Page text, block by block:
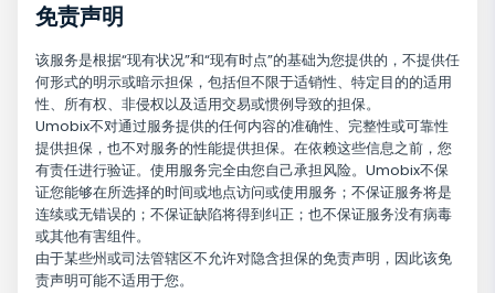
免责声明
该服务是根据“现有状况”和“现有时点”的基础为您提供的，不提供任
何形式的明示或暗示担保，包括但不限于适销性、特定目的的适用
性、所有权、非侵权以及适用交易或惯例导致的担保。
Umobix不对通过服务提供的任何内容的准确性、完整性或可靠性
提供担保，也不对服务的性能提供担保。在依赖这些信息之前，您
有责任进行验证。使用服务完全由您自己承担风险。Umobix不保
证您能够在所选择的时间或地点访问或使用服务；不保证服务将是
连续或无错误的；不保证缺陷将得到纠正；也不保证服务没有病毒
或其他有害组件。
由于某些州或司法管辖区不允许对隐含担保的免责声明，因此该免
责声明可能不适用于您。